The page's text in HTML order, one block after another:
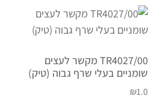
TR4027/00 מקשר לעצים
שומניים בעלי שרף גבוה (טיק)
₪1.0